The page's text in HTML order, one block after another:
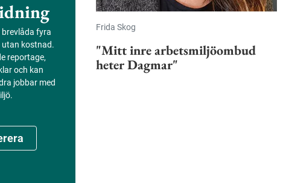
fyra
utan kostnad.
reportage,
och kan
jobbar med
Frida Skog
"Mitt inre arbetsmiljöombud
heter Dagmar"